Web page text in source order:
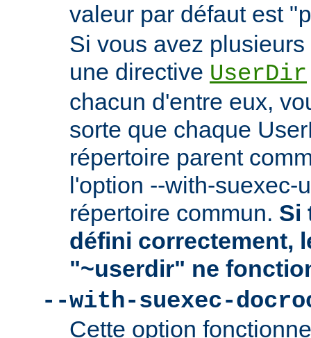
valeur par défaut est "
Si vous avez
une directive UserDir
chacun d'entre eux,
sorte que chaque
répertoire parent
l'option --with-suexec-
répertoire commun. Si
défini correctement,
"~userdir" ne
--with-suexec-
Cette option